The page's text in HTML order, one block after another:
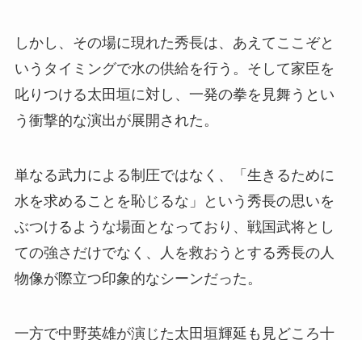
しかし、その場に現れた秀長は、あえてここぞと
いうタイミングで水の供給を行う。そして家臣を
叱りつける太田垣に対し、一発の拳を見舞うとい
う衝撃的な演出が展開された。
単なる武力による制圧ではなく、「生きるために
水を求めることを恥じるな」という秀長の思いを
ぶつけるような場面となっており、戦国武将とし
ての強さだけでなく、人を救おうとする秀長の人
物像が際立つ印象的なシーンだった。
一方で中野英雄が演じた太田垣輝延も見どころ十